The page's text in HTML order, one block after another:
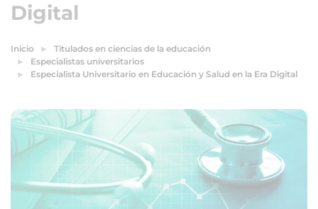
Digital
Inicio
Titulados en ciencias de la educación
Especialistas universitarios
Especialista Universitario en Educación y Salud en la Era Digital